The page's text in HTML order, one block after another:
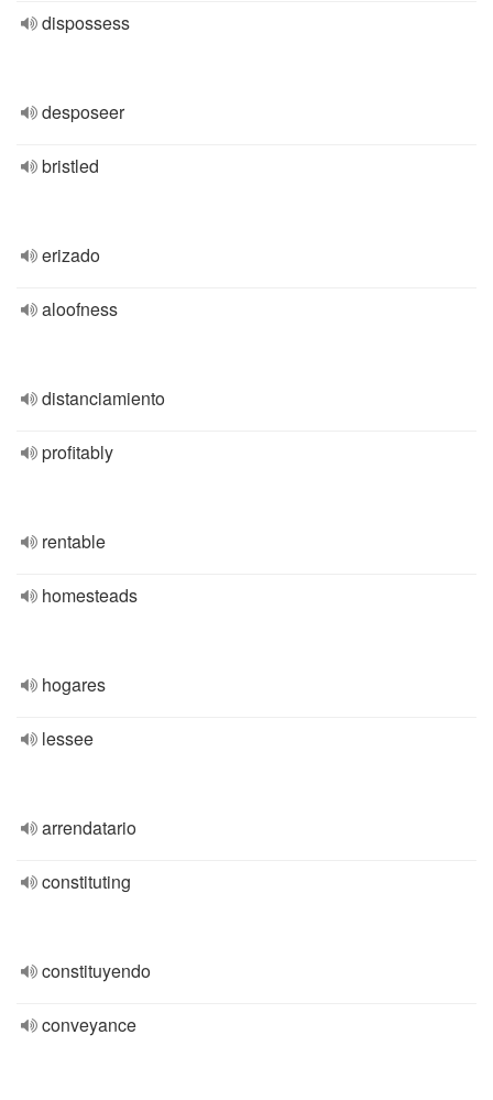
dispossess
desposeer
bristled
erizado
aloofness
distanciamiento
profitably
rentable
homesteads
hogares
lessee
arrendatario
constituting
constituyendo
conveyance